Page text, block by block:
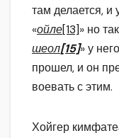
там делается, и
«ойле[13]» но
шеол[15]» у
прошел, и он
воевать с этим.
Хойгер